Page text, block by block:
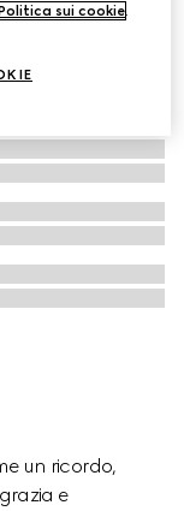
un ricordo,
e
sui cookie